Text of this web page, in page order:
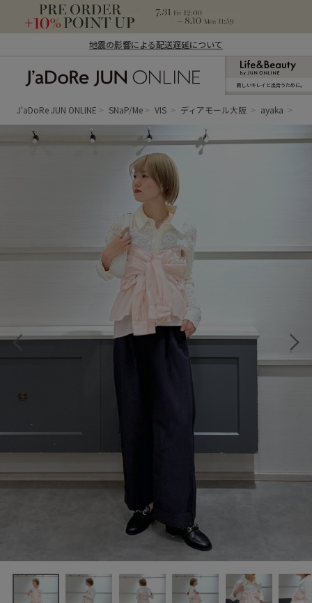
地震の影響による配送遅延について
ン オンライン）
新しいキレイと出合うために。
J'aDoRe JUN ONLINE SNaP/Me VIS ディアモール大阪 ayaka